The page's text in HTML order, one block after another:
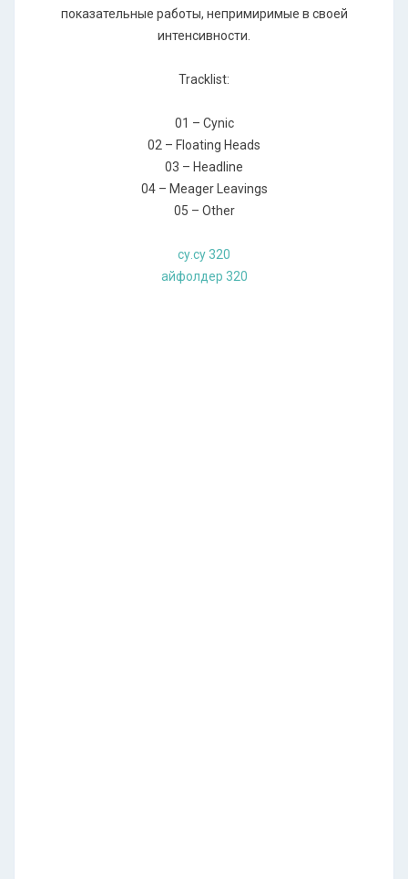
показательные работы, непримиримые в своей
интенсивности.
Tracklist:
01 – Cynic
02 – Floating Heads
03 – Headline
04 – Meager Leavings
05 – Other
су.су 320
айфолдер 320